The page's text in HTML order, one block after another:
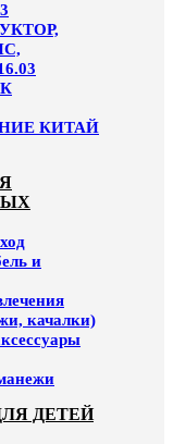
КИТАЙ
и
качалки)
ДЕТЕЙ